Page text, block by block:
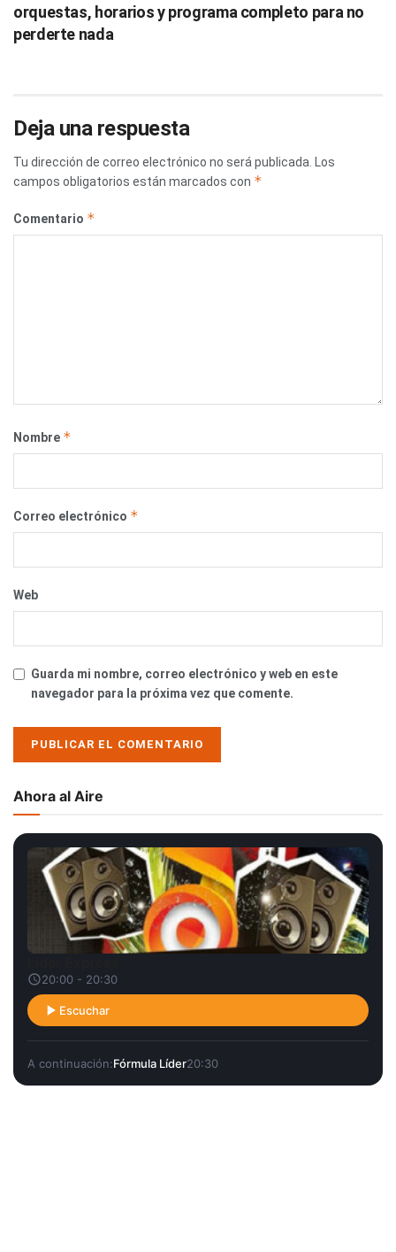
orquestas, horarios y programa completo para no
perderte nada
Deja una respuesta
Tu dirección de correo electrónico no será publicada.
Los
campos obligatorios están marcados con *
Comentario *
Nombre *
Correo electrónico *
Web
Guarda mi nombre, correo electrónico y web en este
navegador para la próxima vez que comente.
Ahora al Aire
20:00 - 20:30
Escuchar
A continuación:Fórmula Líder20:30